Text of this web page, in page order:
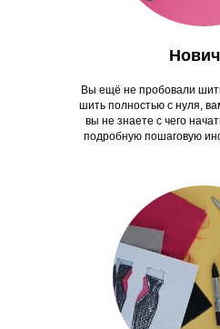
Вы ещё не пробовали
шить полностью с нуля,
вы не знаете с чего
подробную пошаговую